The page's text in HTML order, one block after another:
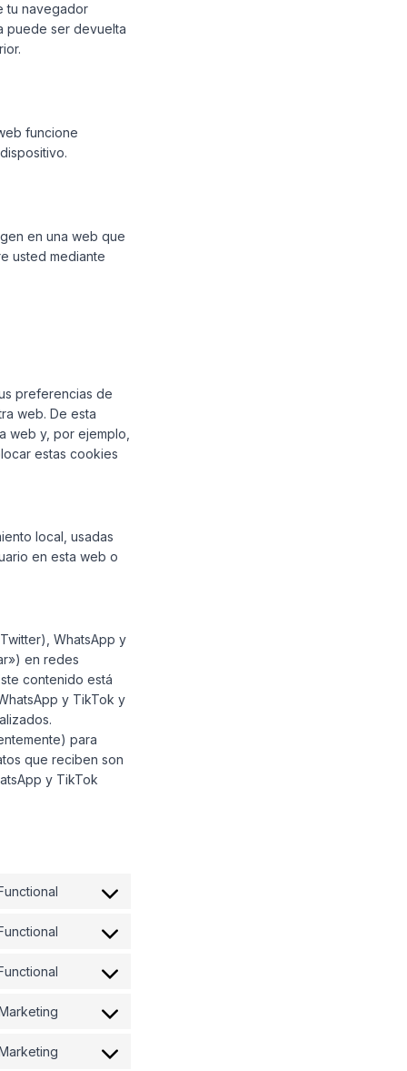
tu navegador
puede ser devuelta
funcione
en una web que
usted mediante
preferencias de
web. De esta
web y, por ejemplo,
estas cookies
local, usadas
en esta web o
WhatsApp y
en redes
contenido está
y TikTok y
para
que reciben son
y TikTok
Consent
service
Consent
service
Consent
service
Consent
service
Consent